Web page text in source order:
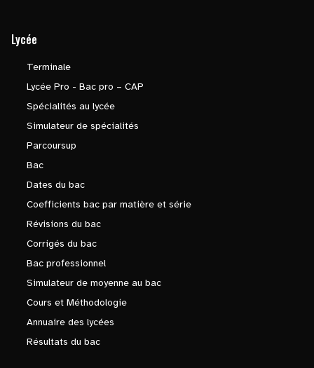
Lycée
Terminale
Lycée Pro - Bac pro – CAP
Spécialités au lycée
Simulateur de spécialités
Parcoursup
Bac
Dates du bac
Coefficients bac par matière et série
Révisions du bac
Corrigés du bac
Bac professionnel
Simulateur de moyenne au bac
Cours et Méthodologie
Annuaire des lycées
Résultats du bac